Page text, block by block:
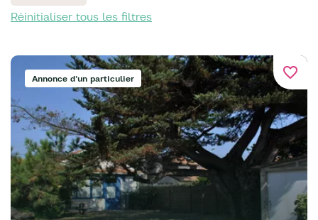
Réinitialiser tous les filtres
favorite_border
Annonce d'un particulier